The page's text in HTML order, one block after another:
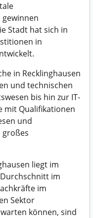
Stadt hat sich in
in
in Recklinghausen
und technischen
bis hin zur IT-
mit Qualifikationen
und
großes
liegt im
im
im
Sektor
können, sind